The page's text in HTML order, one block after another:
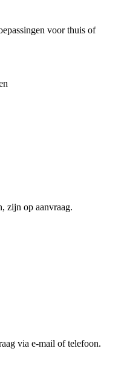
voor thuis of
zijn op aanvraag.
via e-mail of telefoon.